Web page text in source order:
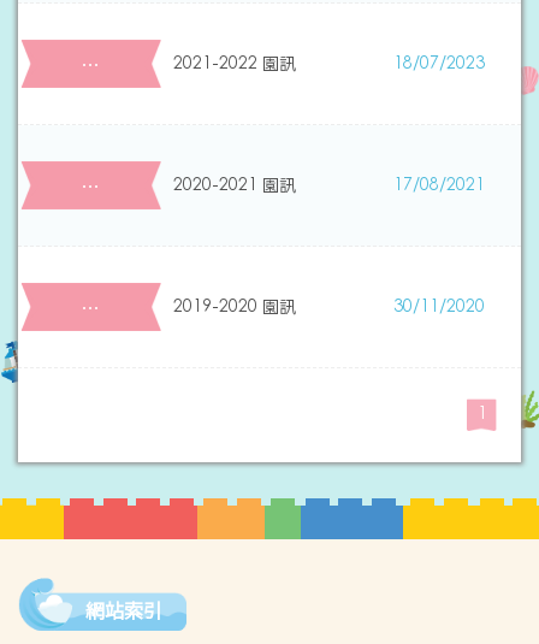
… 2021-2022 園訊 18/07/2023
… 2020-2021 園訊 17/08/2021
… 2019-2020 園訊 30/11/2020
1
網站索引